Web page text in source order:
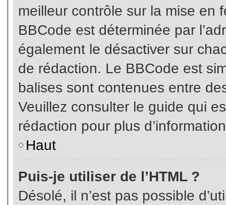
meilleur contrôle sur la mise en
BBCode est déterminée par
également le désactiver sur
de rédaction. Le BBCode est
balises sont contenues entre
Veuillez consulter le guide qui
rédaction pour plus
Haut
Puis-je utiliser de l’HTML ?
Désolé, il n’est pas possible